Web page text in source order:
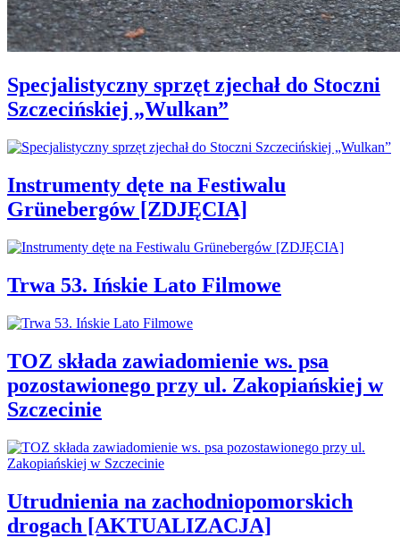
Specjalistyczny sprzęt zjechał do Stoczni
Szczecińskiej „Wulkan”
Instrumenty dęte na Festiwalu
Grünebergów [ZDJĘCIA]
Trwa 53. Ińskie Lato Filmowe
TOZ składa zawiadomienie ws. psa
pozostawionego przy ul. Zakopiańskiej w
Szczecinie
Utrudnienia na zachodniopomorskich
drogach [AKTUALIZACJA]